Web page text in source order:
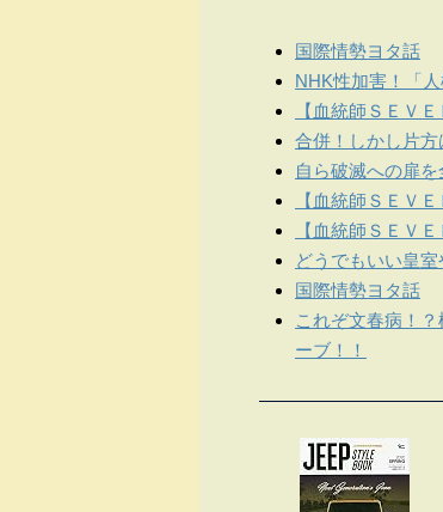
国際情勢ヨタ話
NHK性加害！「
【血統師ＳＥＶ
合併！しかし片方
自ら破滅への扉を
【血統師ＳＥＶ
【血統師ＳＥＶ
どうでもいい皇
国際情勢ヨタ話
これぞ文春病！
ーブ！！